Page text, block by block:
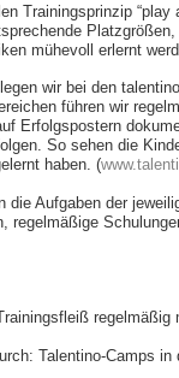
Trainingsprinzip
mühevoll erlernt
wir bei den
führen wir
Erfolgspostern
So sehen die
haben. (
die Aufgaben der
regelmäßige
Talentino-Camps